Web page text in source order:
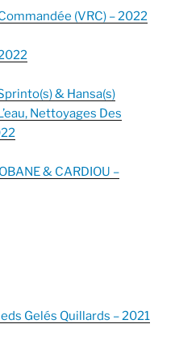
(VRC) – 2022
& Hansa(s)
Nettoyages Des
& CARDIOU –
Gelés Quillards – 2021